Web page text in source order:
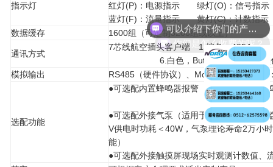
指示灯
红灯(P)：电源指示 绿灯(O)：信号指示
蓝灯(F)：流量指示 黄灯(C)：计数指示
数据缓存
1600组（可定制3200组或以上）
通讯方式
7芯线航空插头客户端 1.棕色，485A
6.白色，Butter-+12.6V 7.黑色
模拟输出
RS485（硬件协议）、Modbus（软件协议
选配功能
●可选配内置蜂鸣器报警（在上位机设置蜂
●可选配外接气泵（适用于点数较少的单点
V供电时功耗＜40W，气泵理论寿命2万小
能）
●可选配外接触摸屏现场实时观测计数值、
可以介绍下你们的产品么？
你们是怎么收费的呢？